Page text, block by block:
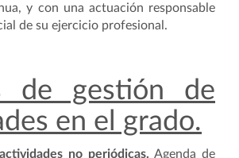
y con una actuación responsable
de su ejercicio profesional.
de gestión de
en el grado.
no periódicas. Agenda de